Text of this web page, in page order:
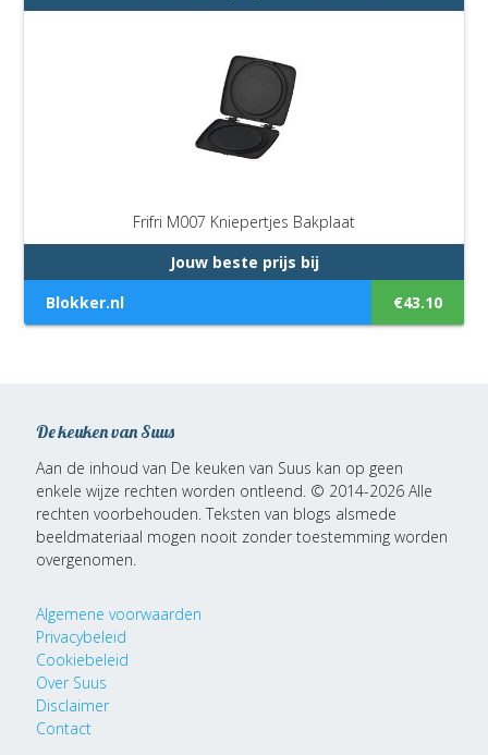
Frifri M007 Kniepertjes Bakplaat
Jouw beste prijs bij
Blokker.nl
€43.10
De keuken van Suus
Aan de inhoud van De keuken van Suus kan op geen
enkele wijze rechten worden ontleend. © 2014-2026 Alle
rechten voorbehouden. Teksten van blogs alsmede
beeldmateriaal mogen nooit zonder toestemming worden
overgenomen.
Algemene voorwaarden
Privacybeleid
Cookiebeleid
Over Suus
Disclaimer
Contact